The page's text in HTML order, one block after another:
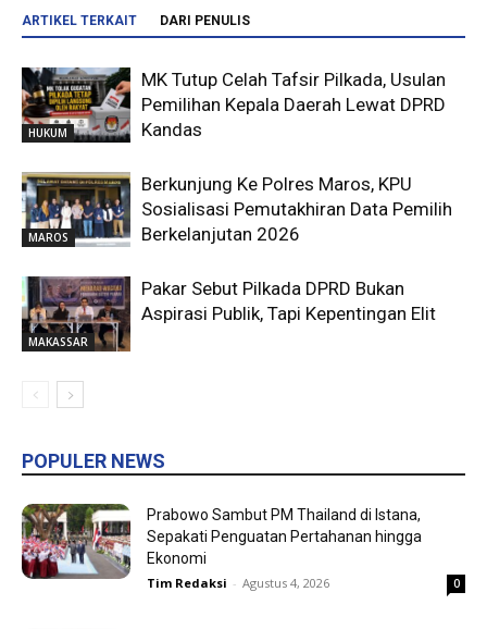
ARTIKEL TERKAIT DARI PENULIS
HUKUM
MK Tutup Celah Tafsir Pilkada, Usulan
Pemilihan Kepala Daerah Lewat DPRD
Kandas
MAROS
Berkunjung Ke Polres Maros, KPU
Sosialisasi Pemutakhiran Data Pemilih
Berkelanjutan 2026
MAKASSAR
Pakar Sebut Pilkada DPRD Bukan
Aspirasi Publik, Tapi Kepentingan Elit
POPULER NEWS
Prabowo Sambut PM Thailand di Istana,
Sepakati Penguatan Pertahanan hingga
Ekonomi
Tim Redaksi - Agustus 4, 2026 0